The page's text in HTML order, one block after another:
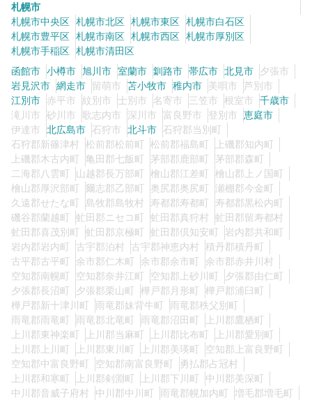
通信生（見習い）相談可
この条件の求人数
検索する
札幌市
札幌市中央区 札幌市北区 札幌市東区 札幌市白石区
札幌市豊平区 札幌市南区 札幌市西区 札幌市厚別区
札幌市手稲区 札幌市清田区
函館市 小樽市 旭川市 室蘭市 釧路市 帯広市 北見市
夕張市
岩見沢市 網走市 留萌市 苫小牧市 稚内市 美唄市
芦別市
江別市
赤平市 紋別市 士別市 名寄市 三笠市 根室市
千歳市
滝川市
砂川市 歌志内市 深川市 富良野市 登別市
恵庭市
伊達市
北広島市 石狩市 北斗市
石狩郡当別町
石狩郡新篠津村
松前郡松前町 松前郡福島町
上磯郡知内町
上磯郡木古内町
亀田郡七飯町 茅部郡鹿部町
茅部郡森町
二海郡八雲町
山越郡長万部町 檜山郡江差町
檜山郡上ノ国町
檜山郡厚沢部町
爾志郡乙部町 奥尻郡奥尻町
瀬棚郡今金町
久遠郡せたな町
島牧郡島牧村 寿都郡寿都町
寿都郡黒松内町
磯谷郡蘭越町
虻田郡ニセコ町 虻田郡真狩村
虻田郡留寿都村
虻田郡喜茂別町
虻田郡京極町 虻田郡倶知安町
岩内郡共和町
岩内郡岩内町
古宇郡泊村 古宇郡神恵内村
積丹郡積丹町
古平郡古平町
余市郡仁木町 余市郡余市町
余市郡赤井川村
空知郡南幌町
空知郡奈井江町 空知郡上砂川町
夕張郡由仁町
夕張郡長沼町
夕張郡栗山町 樺戸郡月形町
樺戸郡浦臼町
樺戸郡新十津川町
雨竜郡妹背牛町
雨竜郡秩父別町
雨竜郡雨竜町
雨竜郡北竜町 雨竜郡沼田町
上川郡鷹栖町
上川郡東神楽町
上川郡当麻町 上川郡比布町
上川郡愛別町
上川郡上川町
上川郡東川町 上川郡美瑛町
空知郡上富良野町
空知郡中富良野町
空知郡南富良野町
勇払郡占冠村
上川郡和寒町
上川郡剣淵町 上川郡下川町
中川郡美深町
中川郡音威子府村
中川郡中川町 雨竜郡幌加内町
増毛郡増毛町